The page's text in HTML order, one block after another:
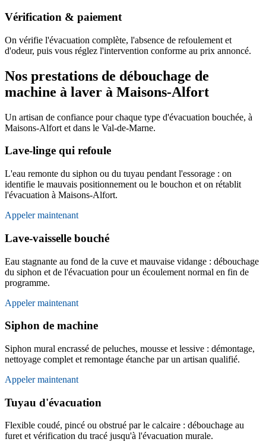
Vérification & paiement
On vérifie l'évacuation complète, l'absence de refoulement et
d'odeur, puis vous réglez l'intervention conforme au prix annoncé.
Nos prestations de débouchage de
machine à laver à Maisons-Alfort
Un artisan de confiance pour chaque type d'évacuation bouchée, à
Maisons-Alfort et dans le Val-de-Marne.
Lave-linge qui refoule
L'eau remonte du siphon ou du tuyau pendant l'essorage : on
identifie le mauvais positionnement ou le bouchon et on rétablit
l'évacuation à Maisons-Alfort.
Appeler maintenant
Lave-vaisselle bouché
Eau stagnante au fond de la cuve et mauvaise vidange : débouchage
du siphon et de l'évacuation pour un écoulement normal en fin de
programme.
Appeler maintenant
Siphon de machine
Siphon mural encrassé de peluches, mousse et lessive : démontage,
nettoyage complet et remontage étanche par un artisan qualifié.
Appeler maintenant
Tuyau d'évacuation
Flexible coudé, pincé ou obstrué par le calcaire : débouchage au
furet et vérification du tracé jusqu'à l'évacuation murale.